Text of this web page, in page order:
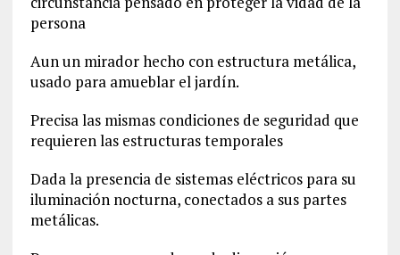
persona
Aun un mirador hecho con estructura metálica,
usado para amueblar el jardín.
Precisa las mismas condiciones de seguridad que
requieren las estructuras temporales
Dada la presencia de sistemas eléctricos para su
iluminación nocturna, conectados a sus partes
metálicas.